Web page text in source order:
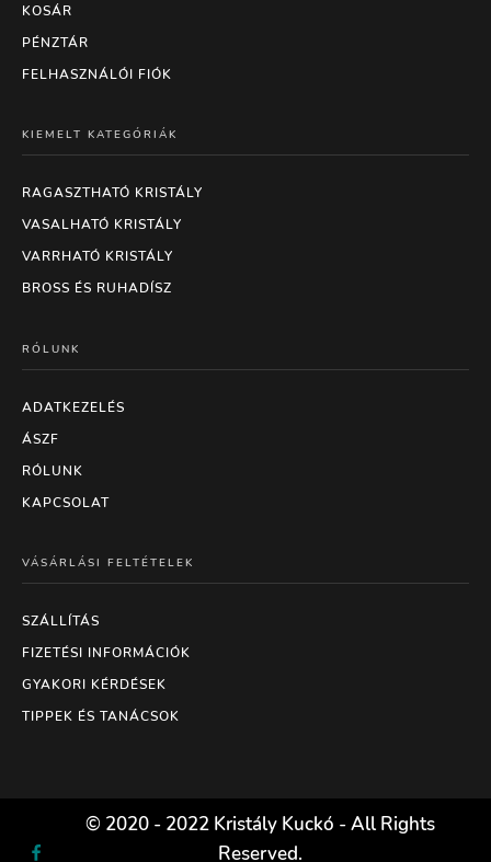
KOSÁR
PÉNZTÁR
FELHASZNÁLÓI FIÓK
KIEMELT KATEGÓRIÁK
RAGASZTHATÓ KRISTÁLY
VASALHATÓ KRISTÁLY
VARRHATÓ KRISTÁLY
BROSS ÉS RUHADÍSZ
RÓLUNK
ADATKEZELÉS
ÁSZF
RÓLUNK
KAPCSOLAT
VÁSÁRLÁSI FELTÉTELEK
SZÁLLÍTÁS
FIZETÉSI INFORMÁCIÓK
GYAKORI KÉRDÉSEK
TIPPEK ÉS TANÁCSOK
© 2020 - 2022 Kristály Kuckó - All Rights
Reserved.